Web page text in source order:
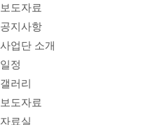
보도자료
공지사항
사업단 소개
일정
갤러리
보도자료
자료실